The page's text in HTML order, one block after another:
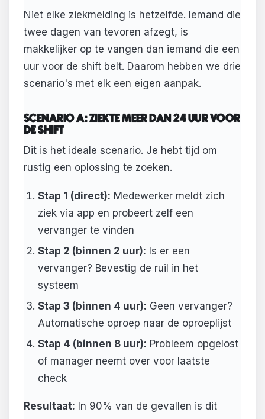
Niet elke ziekmelding is hetzelfde. Iemand die
twee dagen van tevoren afzegt, is
makkelijker op te vangen dan iemand die een
uur voor de shift belt. Daarom hebben we drie
scenario's met elk een eigen aanpak.
SCENARIO A: ZIEKTE MEER DAN 24 UUR VOOR
DE SHIFT
Dit is het ideale scenario. Je hebt tijd om
rustig een oplossing te zoeken.
Stap 1 (direct): Medewerker meldt zich
ziek via app en probeert zelf een
vervanger te vinden
Stap 2 (binnen 2 uur): Is er een
vervanger? Bevestig de ruil in het
systeem
Stap 3 (binnen 4 uur): Geen vervanger?
Automatische oproep naar de oproeplijst
Stap 4 (binnen 8 uur): Probleem opgelost
of manager neemt over voor laatste
check
Resultaat: In 90% van de gevallen is dit